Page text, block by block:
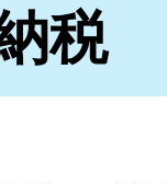
税